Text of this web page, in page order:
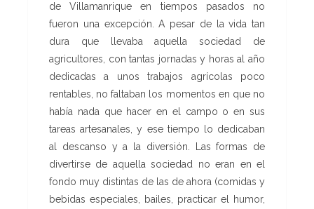
de Villamanrique en tiempos pasados no
fueron una excepción. A pesar de la vida tan
dura que llevaba aquella sociedad de
agricultores, con tantas jornadas y horas al año
dedicadas a unos trabajos agrícolas poco
rentables, no faltaban los momentos en que no
había nada que hacer en el campo o en sus
tareas artesanales, y ese tiempo lo dedicaban
al descanso y a la diversión. Las formas de
divertirse de aquella sociedad no eran en el
fondo muy distintas de las de ahora (comidas y
bebidas especiales, bailes, practicar el humor,